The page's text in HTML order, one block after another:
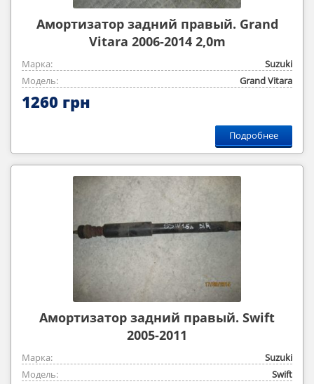
Амортизатор задний правый. Grand
Vitara 2006-2014 2,0m
Марка:
Suzuki
Модель:
Grand Vitara
1260 грн
Подробнее
Амортизатор задний правый. Swift
2005-2011
Марка:
Suzuki
Модель:
Swift